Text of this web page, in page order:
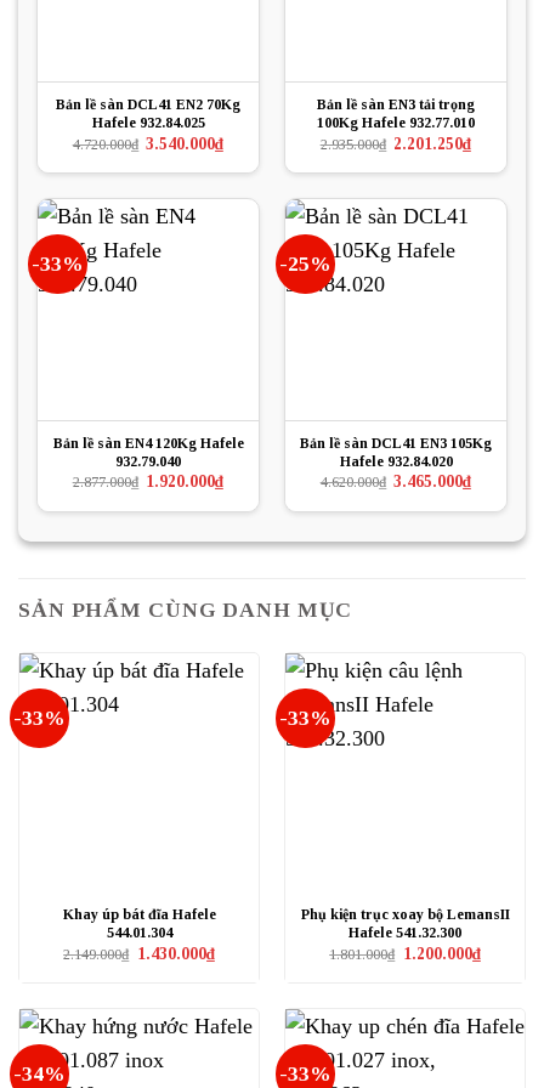
Bản lề sàn DCL41 EN2 70Kg
Hafele 932.84.025
4.720.000₫ Giá
là:
3.540.000₫Giá
hiện
tại
3.540.000₫.
Bản lề sàn EN3 tải trọng
100Kg Hafele 932.77.010
2.935.000₫ Giá
là:
2.201.250₫Giá
hiện
tại
2.201.250₫.
-33%
Bản lề sàn EN4 120Kg Hafele
932.79.040
2.877.000₫ Giá
là:
1.920.000₫Giá
hiện
tại
1.920.000₫.
-25%
Bản lề sàn DCL41 EN3 105Kg
Hafele 932.84.020
4.620.000₫ Giá
là:
3.465.000₫Giá
hiện
tại
3.465.000₫.
SẢN PHẨM CÙNG DANH MỤC
-33%
Khay úp bát đĩa Hafele
544.01.304
2.149.000₫ Giá
1.430.000₫Giá
hiện
-33%
Phụ kiện trục xoay bộ LemansII
Hafele 541.32.300
1.801.000₫ Giá
1.200.000₫Giá
hiện
-34% -33%